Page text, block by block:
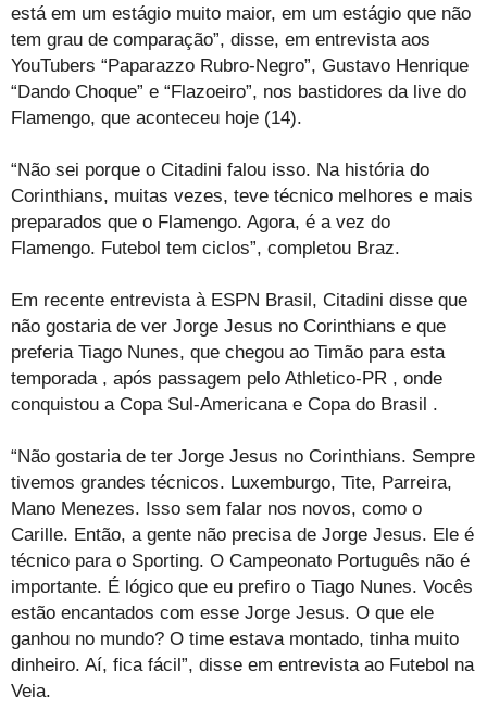
está em um estágio muito maior, em um estágio que não
tem grau de comparação”, disse, em entrevista aos
YouTubers “Paparazzo Rubro-Negro”, Gustavo Henrique
“Dando Choque” e “Flazoeiro”, nos bastidores da live do
Flamengo, que aconteceu hoje (14).
“Não sei porque o Citadini falou isso. Na história do
Corinthians, muitas vezes, teve técnico melhores e mais
preparados que o Flamengo. Agora, é a vez do
Flamengo. Futebol tem ciclos”, completou Braz.
Em recente entrevista à ESPN Brasil, Citadini disse que
não gostaria de ver Jorge Jesus no Corinthians e que
preferia Tiago Nunes, que chegou ao Timão para esta
temporada , após passagem pelo Athletico-PR , onde
conquistou a Copa Sul-Americana e Copa do Brasil .
“Não gostaria de ter Jorge Jesus no Corinthians. Sempre
tivemos grandes técnicos. Luxemburgo, Tite, Parreira,
Mano Menezes. Isso sem falar nos novos, como o
Carille. Então, a gente não precisa de Jorge Jesus. Ele é
técnico para o Sporting. O Campeonato Português não é
importante. É lógico que eu prefiro o Tiago Nunes. Vocês
estão encantados com esse Jorge Jesus. O que ele
ganhou no mundo? O time estava montado, tinha muito
dinheiro. Aí, fica fácil”, disse em entrevista ao Futebol na
Veia.